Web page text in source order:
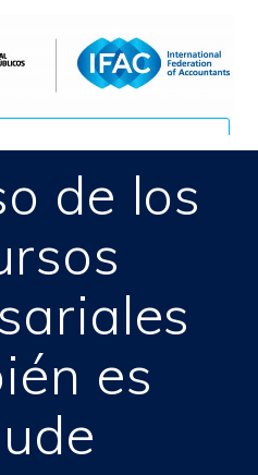
content
de los
es